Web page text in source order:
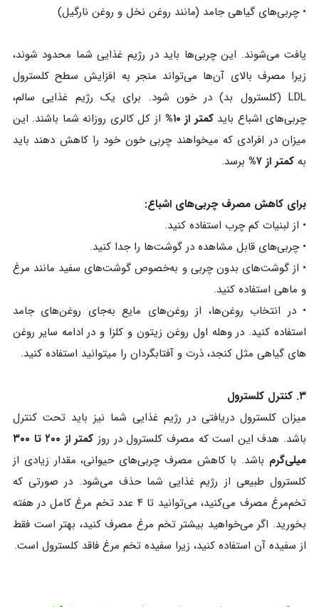
• چربی‌های گیاهی جامد (مانند روغن نخل و روغن نارگیل)
یافت می‌شوند. این چربی‌ها باید در رژیم غذایی شما محدود شوند،
زیرا مصرف بالای آن‌ها می‌تواند منجر به افزایش سطح کلسترول
LDL (کلسترول بد) در خون شود. برای یک رژیم غذایی سالم،
چربی‌های اشباع باید کمتر از ۱۰%
از کل کالری روزانه شما باشند. این
میزان در افرادی که میخواهند چربی خون خود را کاهش دهند باید
به کمتر از ۷% برسد.
برای کاهش مصرف چربی‌های اشباع:
• از لبنیات کم‌ چرب استفاده کنید.
• چربی‌های قابل مشاهده در گوشت‌ها را جدا کنید.
• از گوشت‌های بدون چربی و به‌خصوص گوشت‌های سفید مانند مرغ
و ماهی استفاده کنید.
• در انتخاب روغن‌ها، از روغن‌های مایع به‌جای روغن‌های جامد
استفاده کنید. در وهله اول روغن زیتون و کلزا و در ادامه سایر روغن
های گیاهی مثل کنجد، ذرت و آفتابگردان را میتوانید استفاده کنید.
۳. کنترل کلسترول
میزان کلسترول دریافتی در رژیم غذایی شما نیز باید تحت کنترل
باشد. هدف این است که مصرف کلسترول در روز
کمتر از ۲۰۰ تا ۳۰۰
میلی‌گرم باشد. با کاهش مصرف چربی‌های حیوانی، مقدار زیادی از
کلسترول طبیعی از رژیم غذایی شما حذف می‌شود. در صورتی که
تخم‌مرغ مصرف می‌کنید، می‌توانید تا ۴ عدد تخم‌ مرغ کامل در هفته
بخورید. اگر می‌خواهید بیشتر تخم‌ مرغ مصرف کنید، بهتر است فقط
از سفیده آن استفاده کنید، زیرا سفیده تخم‌ مرغ فاقد کلسترول است.